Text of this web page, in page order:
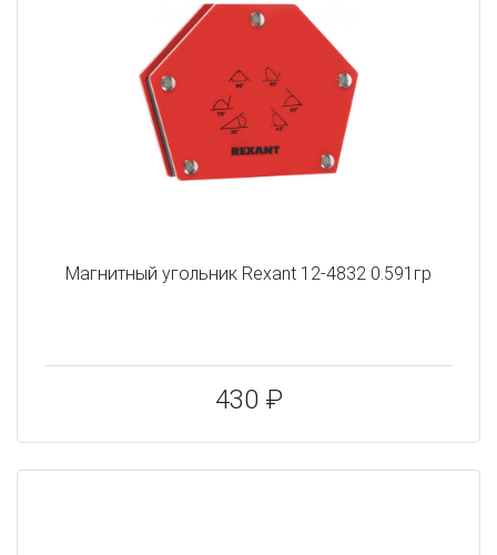
Магнитный угольник Rexant 12-4832 0.591гр
430 ₽